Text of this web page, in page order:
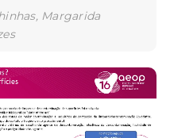
Margarida